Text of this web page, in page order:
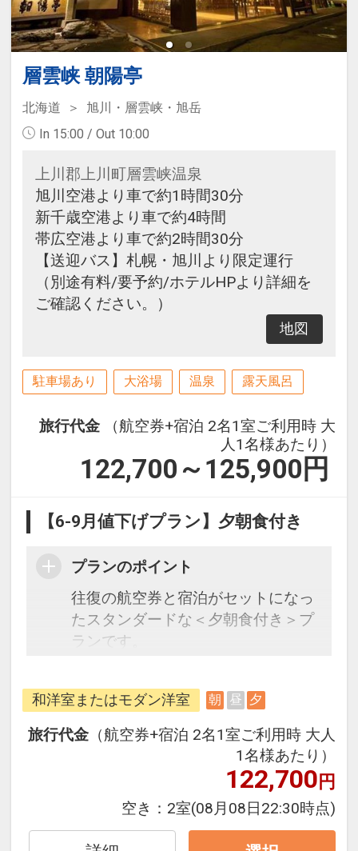
層雲峡 朝陽亭
北海道
旭川・層雲峡・旭岳
In 15:00 / Out 10:00
上川郡上川町層雲峡温泉
旭川空港より車で約1時間30分
新千歳空港より車で約4時間
帯広空港より車で約2時間30分
【送迎バス】札幌・旭川より限定運行
（別途有料/要予約/ホテルHPより詳細を
ご確認ください。）
地図
駐車場あり 大浴場 温泉 露天風呂
旅行代金
（航空券+宿泊 2名1室ご利用時 大
人1名様あたり）
122,700～125,900 円
【6-9月値下げプラン】夕朝食付き
プランのポイント
往復の航空券と宿泊がセットになっ
たスタンダードな＜夕朝食付き＞プ
ランです。
できるダイナミックパッケージだか
ら、一都市滞在はもちろん周遊旅行
にも最適！
旅行期間中の1泊だけの宿泊や延
泊・飛び泊なども自由自在です。
フライトは、安心のJAL（または
JALグループ）確約！フライトマイ
ル50%貯まります。
和洋室またはモダン洋室 朝 昼 夕
旅行代金 （航空券+宿泊 2名1室ご利用時 大人
1名様あたり）
122,700円
空き： 2室(08月08日22:30時点)